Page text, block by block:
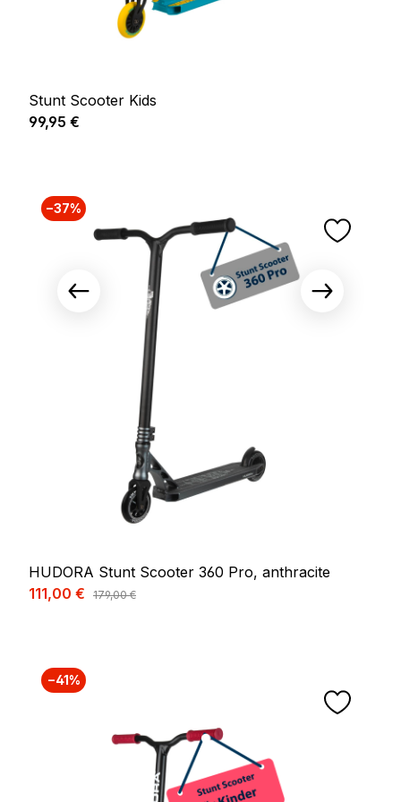
Stunt Scooter Kids
Prix régulier :
99,95 €
−37%
HUDORA Stunt Scooter 360 Pro, anthracite
Prix de vente :
111,00 € Prix régulier :
179,00 €
−41%